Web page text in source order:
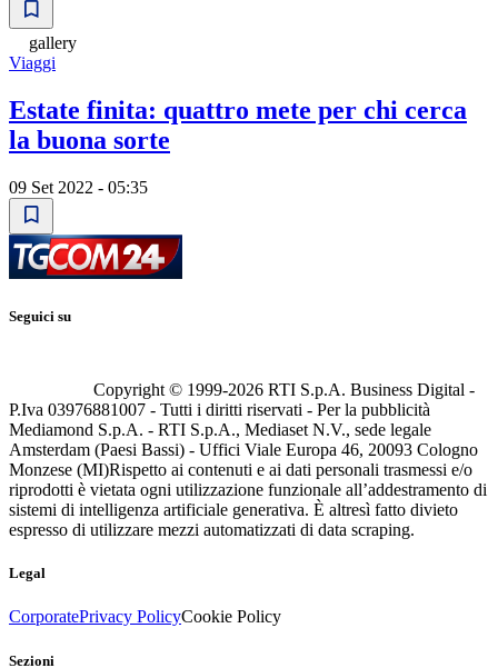
gallery
Viaggi
Estate finita: quattro mete per chi cerca
la buona sorte
09 Set 2022 - 05:35
Seguici su
Copyright © 1999-2026 RTI S.p.A. Business Digital -
P.Iva 03976881007 - Tutti i diritti riservati - Per la pubblicità
Mediamond S.p.A. - RTI S.p.A., Mediaset N.V., sede legale
Amsterdam (Paesi Bassi) - Uffici Viale Europa 46, 20093 Cologno
Monzese (MI)Rispetto ai contenuti e ai dati personali trasmessi e/o
riprodotti è vietata ogni utilizzazione funzionale all’addestramento di
sistemi di intelligenza artificiale generativa. È altresì fatto divieto
espresso di utilizzare mezzi automatizzati di data scraping.
Legal
CorporatePrivacy PolicyCookie Policy
Sezioni